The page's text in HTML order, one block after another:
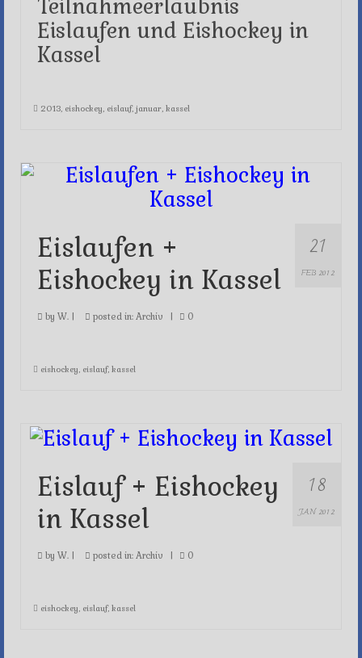
Teilnahmeerlaubnis
Eislaufen und Eishockey in
Kassel
2013, eishockey, eislauf, januar, kassel
21
FEB 2012
Eislaufen +
Eishockey in Kassel
by W. posted in: Archiv 0
eishockey, eislauf, kassel
18
JAN 2012
Eislauf + Eishockey
in Kassel
by W. | posted in: Archiv | 0
eishockey eislauf, kassel